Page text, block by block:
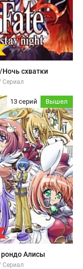
схватки
Сериал
13 серий Вышел
рондо Алисы
Сериал